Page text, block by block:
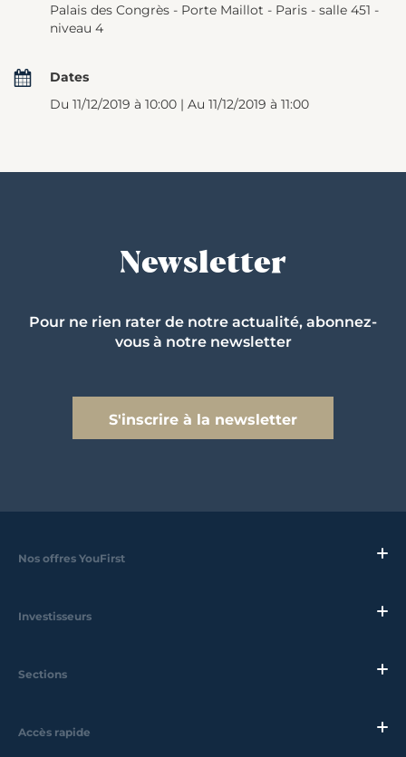
Palais des Congrès - Porte Maillot - Paris - salle 451 -
niveau 4
Dates
Du 11/12/2019 à 10:00 | Au 11/12/2019 à 11:00
Newsletter
Pour ne rien rater de notre actualité, abonnez-
vous à notre newsletter
S'inscrire à la newsletter
Nos offres YouFirst
Investisseurs
Sections
Accès rapide